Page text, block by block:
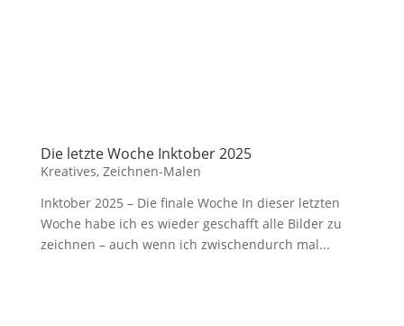
Die letzte Woche Inktober 2025
Kreatives, Zeichnen-Malen
Inktober 2025 – Die finale Woche In dieser letzten
Woche habe ich es wieder geschafft alle Bilder zu
zeichnen – auch wenn ich zwischendurch mal...